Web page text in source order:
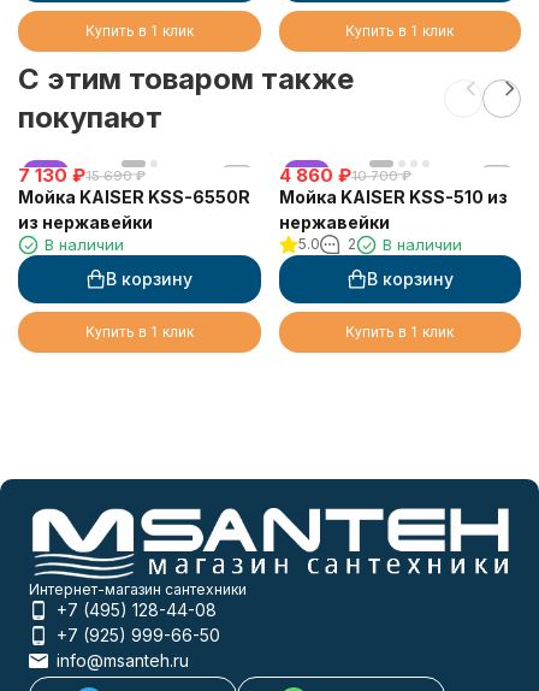
Купить в 1 клик Купить в 1 клик
C этим товаром также
покупают
хит
7 130 ₽15 690 ₽
Мойка KAISER KSS-6550R
из нержавейки
В наличии
В корзину
Купить в 1 клик
хит
4 860 ₽10 700 ₽
Мойка KAISER KSS-510 из
нержавейки
5.0 2 В наличии
В корзину
Купить в 1 клик
Интернет-магазин сантехники
+7 (495) 128-44-08
+7 (925) 999-66-50
info@msanteh.ru